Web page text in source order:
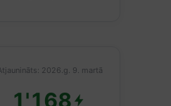
2026.g. 9. martā
1'168